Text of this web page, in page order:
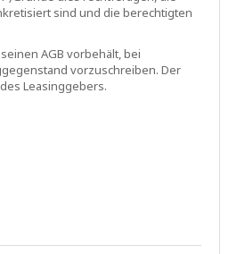
sind und die berechtigten
AGB vorbehält, bei
vorzuschreiben. Der
Leasinggebers.